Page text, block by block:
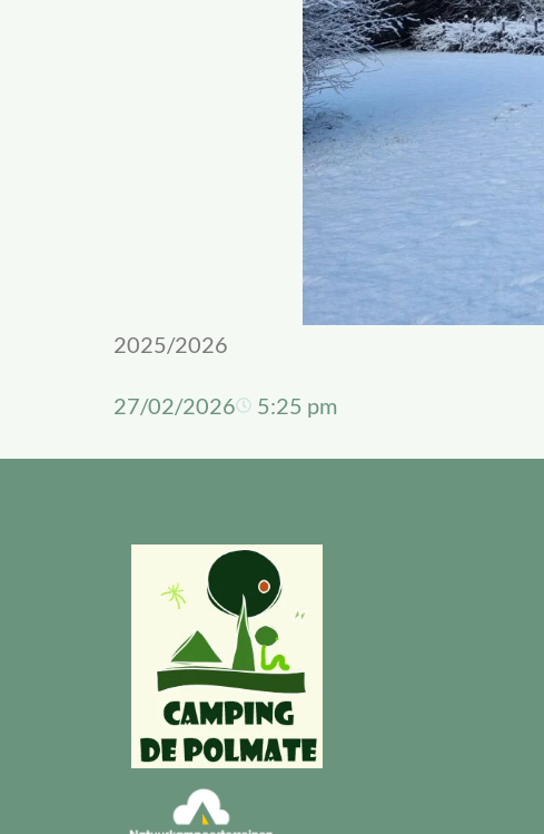
2025/2026
27/02/2026 5:25 pm